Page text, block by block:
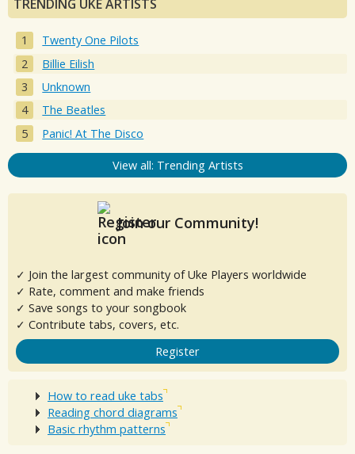
TRENDING UKE ARTISTS
Twenty One Pilots
Billie Eilish
Unknown
The Beatles
Panic! At The Disco
View all: Trending Artists
Join our Community!
✓ Join the largest community of Uke Players worldwide
✓ Rate, comment and make friends
✓ Save songs to your songbook
✓ Contribute tabs, covers, etc.
Register
How to read uke tabs
Reading chord diagrams
Basic rhythm patterns